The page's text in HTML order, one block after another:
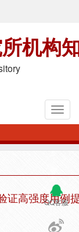
机构
QQ客服
证高强度用例